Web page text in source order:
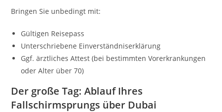
Bringen Sie unbedingt mit:
Gültigen Reisepass
Unterschriebene Einverständniserklärung
Ggf. ärztliches Attest (bei bestimmten Vorerkrankungen
oder Alter über 70)
Der große Tag: Ablauf Ihres
Fallschirmsprungs über Dubai